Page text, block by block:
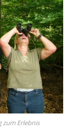
zum Erlebnis